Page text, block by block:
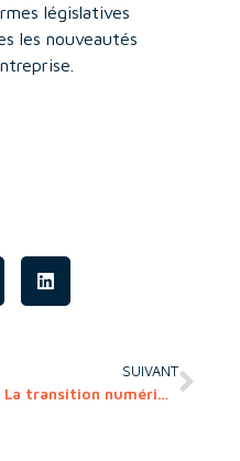
législatives
les nouveautés
SUIVANT
La transition numérique des attributs managériaux : espace, temps et cognition